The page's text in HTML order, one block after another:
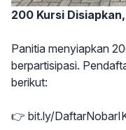
200 Kursi
Panitia menyiapkan
berpartisipasi.
berikut:
👉 bit.ly/